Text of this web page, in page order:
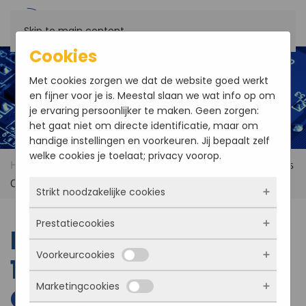
Skip to main content
Home Products
EVOC CPC-8408B 4U 19" 8-slots
CompactPCI Platfrom
EVOC CPC-8408B 4U
19" 8-slots
Cookies
Met cookies zorgen we dat de website goed werkt
en fijner voor je is. Meestal slaan we wat info op om
je ervaring persoonlijker te maken. Geen zorgen:
het gaat niet om directe identificatie, maar om
handige instellingen en voorkeuren. Jij bepaalt zelf
welke cookies je toelaat; privacy voorop.
Strikt noodzakelijke cookies
Deze cookies zorgen ervoor dat de website
überhaupt werkt. Ze zijn dus altijd actief en
kunnen niet worden uitgezet. Meestal worden
ze alleen geplaatst als jij iets doet, zoals
inloggen, een formulier invullen of je
Prestatiecookies
Met deze cookies zien we hoe vaak onze site
bezocht wordt, waar bezoekers vandaan
komen en welke pagina’s populair zijn. Zo
Voorkeurcookies
Deze cookies onthouden jouw voorkeuren.
Marketingcookies